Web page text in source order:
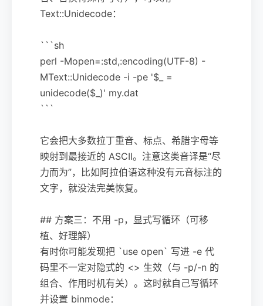
Text::Unidecode：
```sh
perl -Mopen=:std,:encoding(UTF-8) -
MText::Unidecode -i -pe '$_ =
unidecode($_)' my.dat
```
它会把大多数拉丁重音、标点、希腊字母等
映射到最接近的 ASCII。注意这类音译是“尽
力而为”，比如阿拉伯语这种没有元音标注的
文字，就没法完美恢复。
## 方案三：不用 -p，显式写循环（可移
植、好理解）
有时你可能发现把 `use open` 写进 -e 代
码里不一定对隐式的 <> 生效（与 -p/-n 的
组合、作用时机有关）。这时就自己写循环
并设置 binmode：